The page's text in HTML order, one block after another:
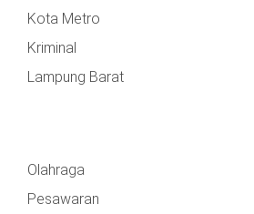
Kota Metro
Kriminal
Lampung Barat
Olahraga
Pesawaran